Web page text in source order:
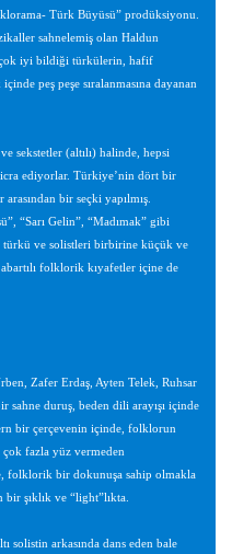
Türk Büyüsü” prodüksiyonu.
sahnelemiş olan Haldun
iyi bildiği türkülerin, hafif
peş peşe sıralanmasına dayanan
sekstetler (altılı) halinde, hepsi
ediyorlar. Türkiye’nin dört bir
bir seçki yapılmış.
“Sarı Gelin”, “Madımak” gibi
türkü ve solistleri birbirine küçük ve
abartılı folklorik kıyafetler içine de
Zafer Erdaş, Ayten Telek, Ruhsar
duruş, beden dili arayışı içinde
bir çerçevenin içinde, folklorun
çok fazla yüz vermeden
folklorik bir dokunuşa sahip olmakla
şıklık ve “light”lıkta.
solistin arkasında dans eden bale